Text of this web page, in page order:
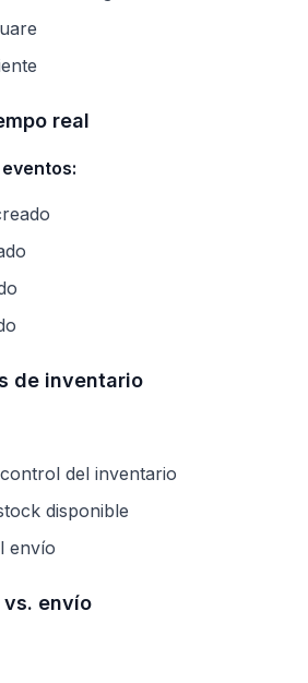
real
de inventario
del inventario
disponible
envío
vs. envío